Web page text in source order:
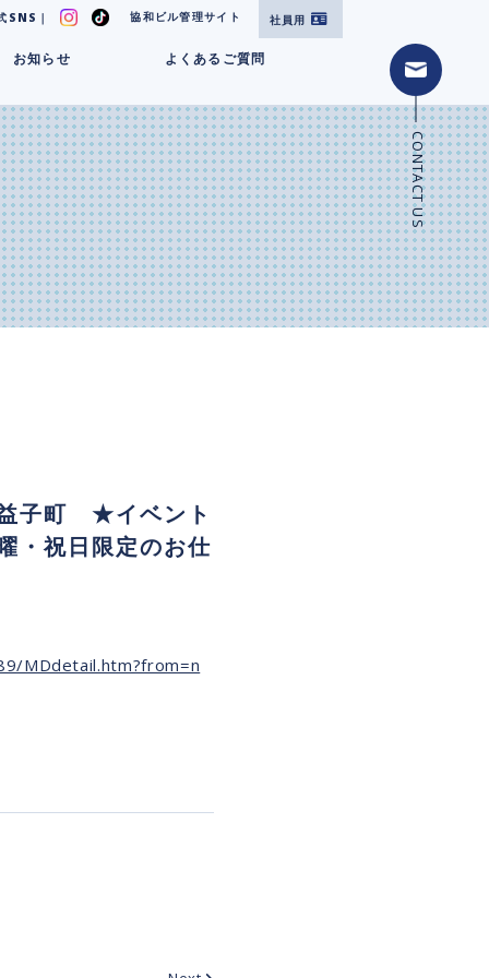
SNS｜ 協和ビル管理サイト 社員用
お知らせ よくあるご質問
益子町 ★イベント
・祝日限定のお仕
MDdetail.htm?from=n